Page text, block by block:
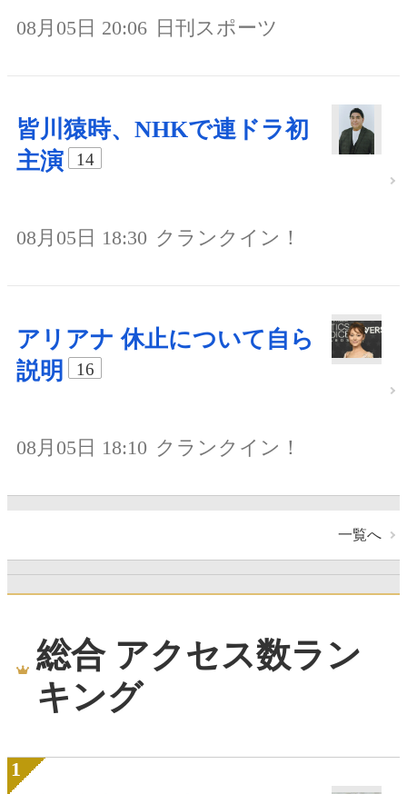
08月05日 20:06 日刊スポーツ
皆川猿時、NHKで連ドラ初
主演
14
08月05日 18:30 クランクイン！
アリアナ 休止について自ら
説明
16
08月05日 18:10 クランクイン！
一覧へ
総合 アクセス数ラン
キング